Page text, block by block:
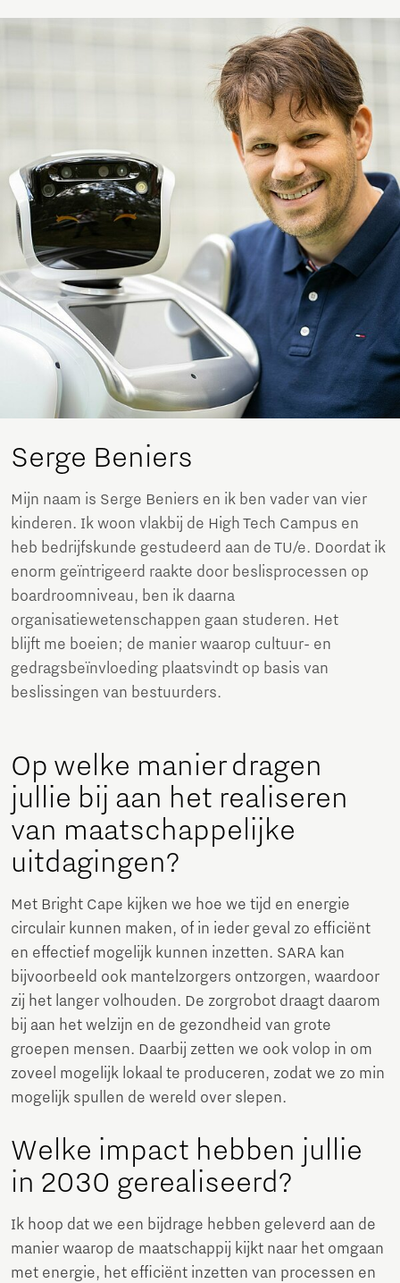
Serge Beniers
Mijn naam is Serge Beniers en ik ben vader van vier
kinderen. Ik woon vlakbij de High Tech Campus en
heb bedrijfskunde gestudeerd aan de TU/e. Doordat ik
enorm geïntrigeerd raakte door beslisprocessen op
boardroomniveau, ben ik daarna
organisatiewetenschappen gaan studeren. Het
blijft me boeien; de manier waarop cultuur- en
gedragsbeïnvloeding plaatsvindt op basis van
beslissingen van bestuurders.
Op welke manier dragen
jullie bij aan het realiseren
van maatschappelijke
uitdagingen?
Met Bright Cape kijken we hoe we tijd en energie
circulair kunnen maken, of in ieder geval zo efficiënt
en effectief mogelijk kunnen inzetten. SARA kan
bijvoorbeeld ook mantelzorgers ontzorgen, waardoor
zij het langer volhouden. De zorgrobot draagt daarom
bij aan het welzijn en de gezondheid van grote
groepen mensen. Daarbij zetten we ook volop in om
zoveel mogelijk lokaal te produceren, zodat we zo min
mogelijk spullen de wereld over slepen.
Welke impact hebben jullie
in 2030 gerealiseerd?
Ik hoop dat we een bijdrage hebben geleverd aan de
manier waarop de maatschappij kijkt naar het omgaan
met energie, het efficiënt inzetten van processen en